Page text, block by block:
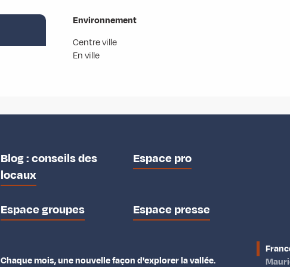
Environnement
Environnement
Centre ville
En ville
Blog : conseils des
locaux
Espace pro
Espace groupes Espace presse
Chaque mois, une nouvelle façon d'explorer la vallée.